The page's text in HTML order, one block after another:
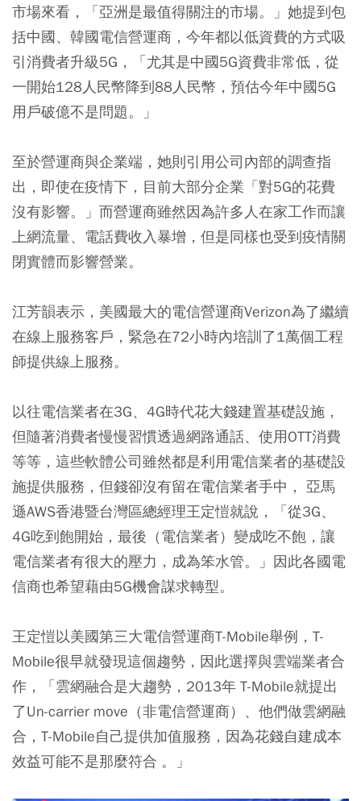
市場來看，「亞洲是最值得關注的市場。」她提到包
括中國、韓國電信營運商，今年都以低資費的方式吸
引消費者升級5G，「尤其是中國5G資費非常低，從
一開始128人民幣降到88人民幣，預估今年中國5G
用戶破億不是問題。」
至於營運商與企業端，她則引用公司內部的調查指
出，即使在疫情下，目前大部分企業「對5G的花費
沒有影響。」而營運商雖然因為許多人在家工作而讓
上網流量、電話費收入暴增，但是同樣也受到疫情關
閉實體而影響營業。
江芳韻表示，美國最大的電信營運商Verizon為了繼續
在線上服務客戶，緊急在72小時內培訓了1萬個工程
師提供線上服務。
以往電信業者在3G、4G時代花大錢建置基礎設施，
但隨著消費者慢慢習慣透過網路通話、使用OTT消費
等等，這些軟體公司雖然都是利用電信業者的基礎設
施提供服務，但錢卻沒有留在電信業者手中， 亞馬
遜AWS香港暨台灣區總經理王定愷就說，「從3G、
4G吃到飽開始，最後（電信業者）變成吃不飽，讓
電信業者有很大的壓力，成為笨水管。」因此各國電
信商也希望藉由5G機會謀求轉型。
王定愷以美國第三大電信營運商T-Mobile舉例，T-
Mobile很早就發現這個趨勢，因此選擇與雲端業者合
作，「雲網融合是大趨勢，2013年 T-Mobile就提出
了Un-carrier move（非電信營運商）、他們做雲網融
合，T-Mobile自己提供加值服務，因為花錢自建成本
效益可能不是那麼符合 。」